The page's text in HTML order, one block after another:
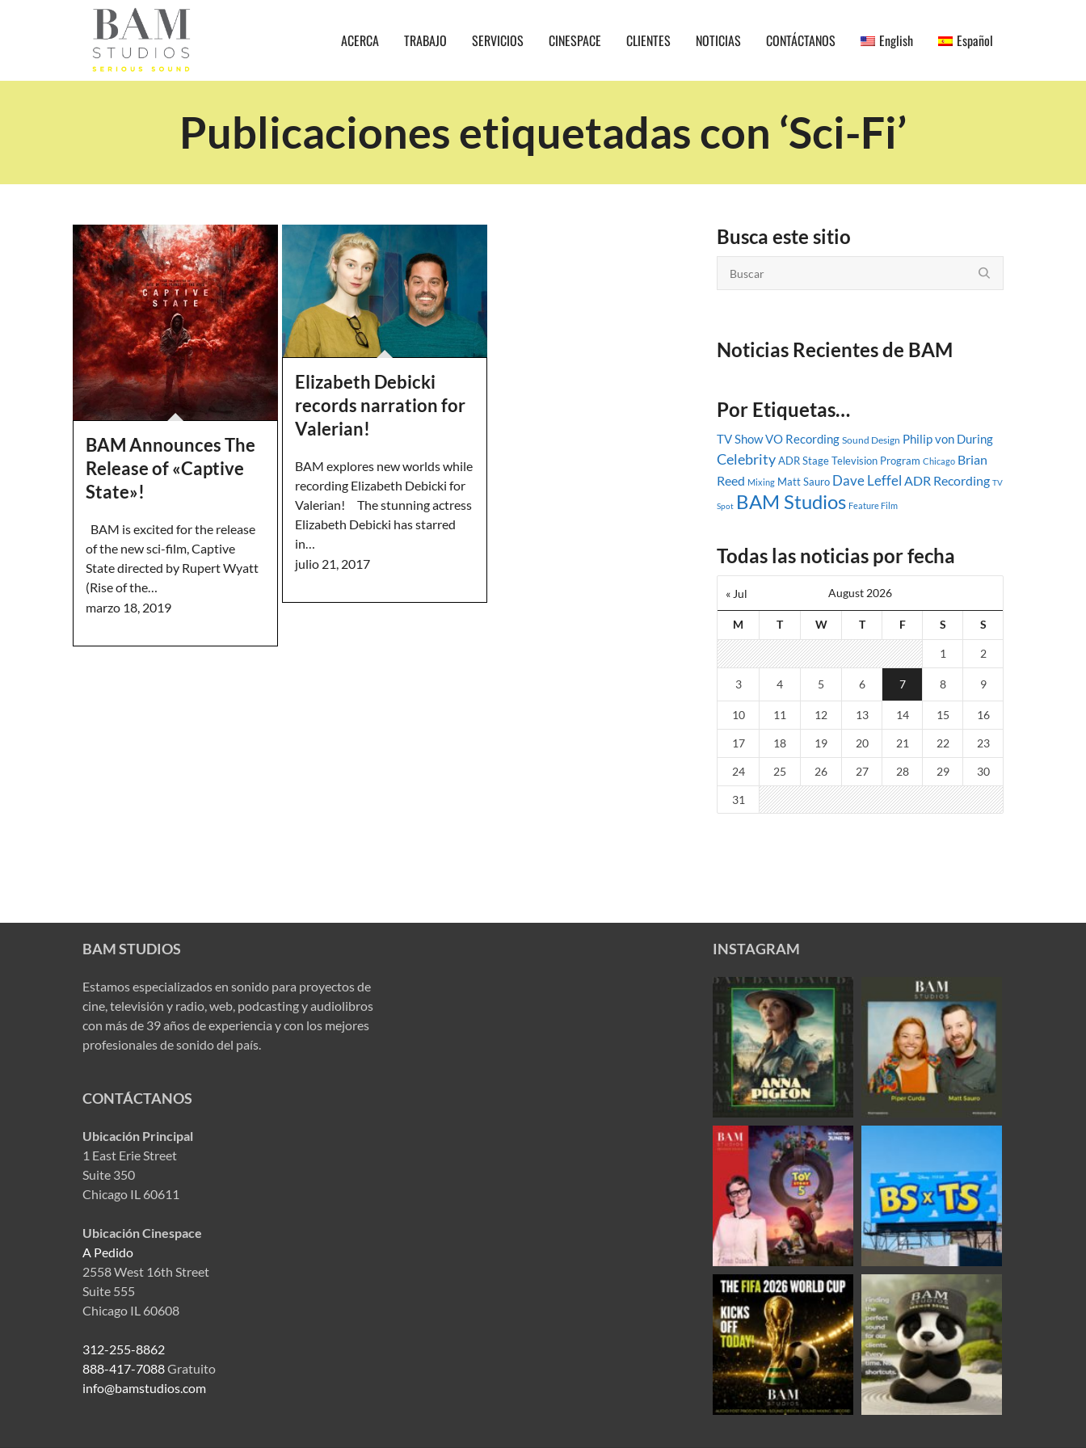
ACERCA TRABAJO SERVICIOS CINESPACE CLIENTES NOTICIAS CONTÁCTANOS English Español
Publicaciones etiquetadas con ‘Sci-Fi’
BAM Announces The
Release of «Captive
State»!
BAM is excited for the release
of the new sci-film, Captive
State directed by Rupert Wyatt
(Rise of the…
marzo 18, 2019
Elizabeth Debicki
records narration for
Valerian!
BAM explores new worlds while
recording Elizabeth Debicki for
Valerian! The stunning actress
Elizabeth Debicki has starred
in…
julio 21, 2017
Busca este sitio
Noticias Recientes de BAM
Por Etiquetas…
TV ShowVO Recording Sound Design Philip von During
CelebrityADR StageTelevision Program Chicago Brian
Reed Mixing Matt Sauro Dave Leffel ADR Recording TV
Spot BAM Studios Feature Film
Todas las noticias por fecha
August 2026
M T W T F S S
« Jul
1 2
3 4 5 6 7 8 9
10 11 12 13 14 15 16
17 18 19 20 21 22 23
24 25 26 27 28 29 30
31
BAM STUDIOS
Estamos especializados en sonido para proyectos de
cine, televisión y radio, web, podcasting y audiolibros
con más de 39 años de experiencia y con los mejores
profesionales de sonido del país.
CONTÁCTANOS
Ubicación Principal
1 East Erie Street
Suite 350
Chicago IL 60611
Ubicación Cinespace
A Pedido
2558 West 16th Street
Suite 555
Chicago IL 60608
312-255-8862
888-417-7088Gratuito
info@bamstudios.com
INSTAGRAM